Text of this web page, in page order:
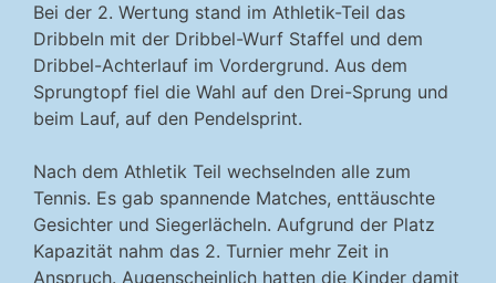
Bei der 2. Wertung stand im Athletik-Teil das
Dribbeln mit der Dribbel-Wurf Staffel und dem
Dribbel-Achterlauf im Vordergrund. Aus dem
Sprungtopf fiel die Wahl auf den Drei-Sprung und
beim Lauf, auf den Pendelsprint.
Nach dem Athletik Teil wechselnden alle zum
Tennis. Es gab spannende Matches, enttäuschte
Gesichter und Siegerlächeln. Aufgrund der Platz
Kapazität nahm das 2. Turnier mehr Zeit in
Anspruch. Augenscheinlich hatten die Kinder damit